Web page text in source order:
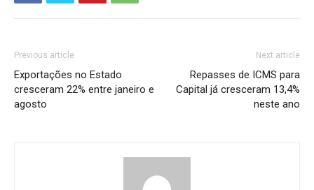
Previous article
Exportações no Estado
cresceram 22% entre janeiro e
agosto
Next article
Repasses de ICMS para
Capital já cresceram 13,4%
neste ano